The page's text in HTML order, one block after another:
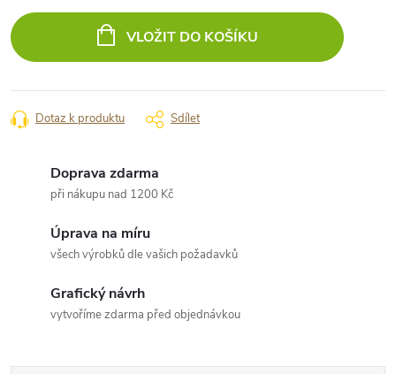
cena:
VLOŽIT DO KOŠÍKU
Dotaz k produktu Sdílet
Doprava zdarma
při nákupu nad 1200 Kč
Úprava na míru
všech výrobků dle vašich požadavků
Grafický návrh
vytvoříme zdarma před objednávkou